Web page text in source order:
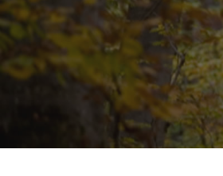
ik met bepaalde dingen om moet
rustiger en sterker!"
- 25 jaar